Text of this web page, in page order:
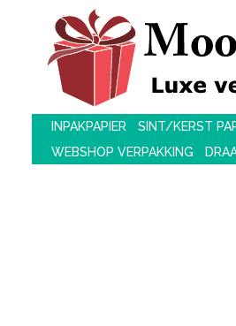
INPAKPAPIER SINT/KERST
WEBSHOP VERPAKKING